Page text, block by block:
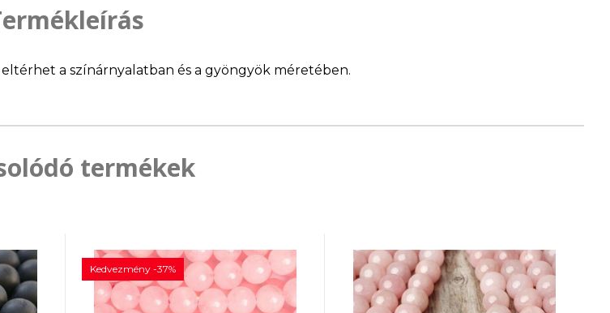
a színárnyalatban és a gyöngyök méretében.
termékek
Kedvezmény -37%